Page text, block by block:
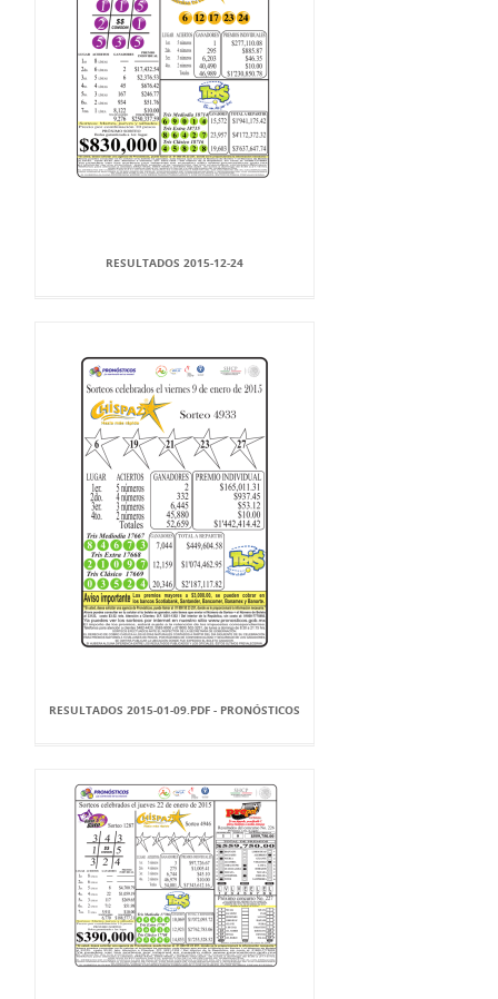
RESULTADOS 2015-12-24
RESULTADOS 2015-01-09.PDF - PRONÓSTICOS